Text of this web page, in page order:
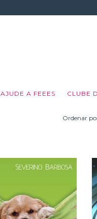
AJUDE A FEEES CLUBE
Ordenar